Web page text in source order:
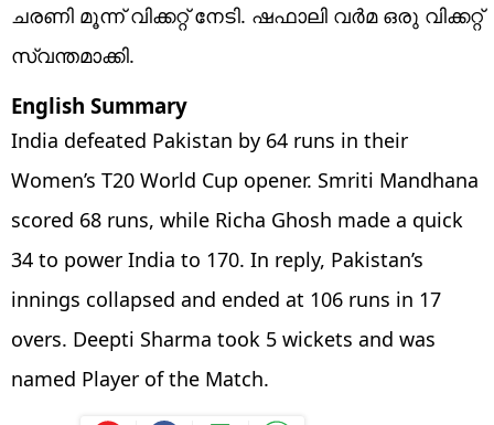
ചരണി മൂന്ന് വിക്കറ്റ് നേടി. ഷഫാലി വര്‍മ ഒരു വിക്കറ്റ്
സ്വന്തമാക്കി.
English Summary
India defeated Pakistan by 64 runs in their
Women’s T20 World Cup opener. Smriti Mandhana
scored 68 runs, while Richa Ghosh made a quick
34 to power India to 170. In reply, Pakistan’s
innings collapsed and ended at 106 runs in 17
overs. Deepti Sharma took 5 wickets and was
named Player of the Match.